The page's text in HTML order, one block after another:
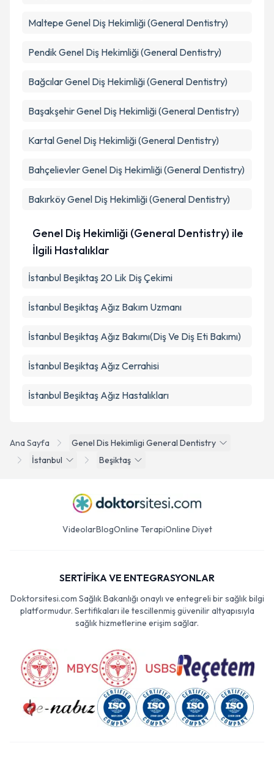
Ana Sayfa
Genel Dis Hekimligi General Dentistry
İstanbul
Beşiktaş
Maltepe Genel Diş Hekimliği (General Dentistry)
Pendik Genel Diş Hekimliği (General Dentistry)
BağcılarGenel Diş Hekimliği (General Dentistry)
BaşakşehirGenel Diş Hekimliği (General Dentistry)
KartalGenel Diş Hekimliği (General Dentistry)
BahçelievlerGenel Diş Hekimliği (General Dentistry)
BakırköyGenel Diş Hekimliği (General Dentistry)
Genel Diş Hekimliği (General Dentistry) ile
İlgili Hastalıklar
İstanbul Beşiktaş 20 Lik Diş Çekimi
İstanbul Beşiktaş Ağız Bakım Uzmanı
İstanbul Beşiktaş Ağız Bakımı(Diş Ve Diş Eti Bakımı)
İstanbul Beşiktaş Ağız Cerrahisi
İstanbul Beşiktaş Ağız Hastalıkları
VideolarBlogOnline TerapiOnline Diyet
SERTİFİKA VE ENTEGRASYONLAR
Doktorsitesi.com Sağlık Bakanlığı onaylı ve entegreli bir sağlık bilgi
platformudur. Sertifikaları ile tescillenmiş güvenilir altyapısıyla
sağlık hizmetlerine erişim sağlar.